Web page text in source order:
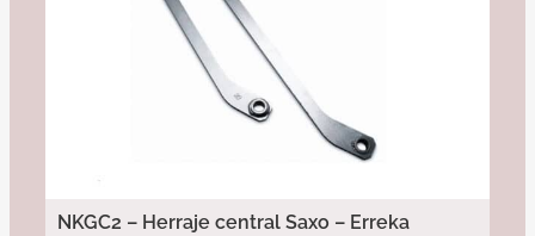
NKGC2 – Herraje central Saxo – Erreka